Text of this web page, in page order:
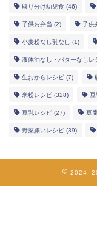
取り分け幼児食 (46)
子供お弁当 (2) 子供
小麦粉なし乳なし (1)
液体油なし・バターなしレ
生おからレシピ (7)
米粉レシピ (328) 豆
豆乳レシピ (27) 豆
野菜嫌いレシピ (39)